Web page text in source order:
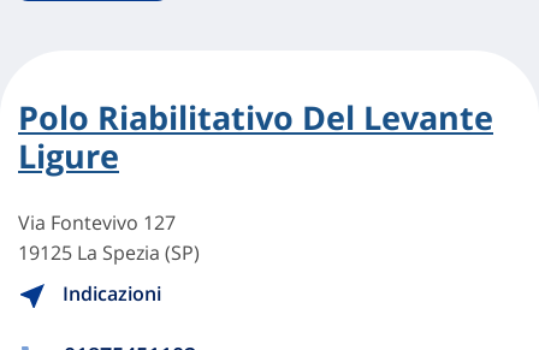
Polo Riabilitativo Del Levante
Ligure
Via Fontevivo 127
19125 La Spezia (SP)
Indicazioni